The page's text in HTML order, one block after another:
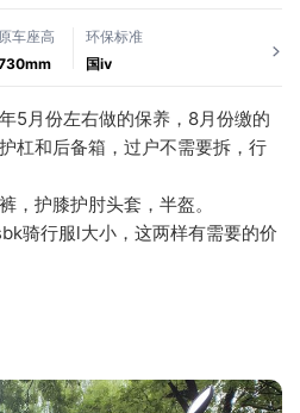
原车座高
环保标准
国ⅳ
5月份左右做的保养，8月份缴的
杠和后备箱，过户不需要拆，行
，护膝护肘头套，半盔。
骑行服l大小，这两样有需要的价